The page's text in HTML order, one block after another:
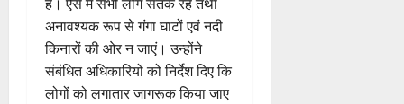
अनावश्यक रूप से गंगा घाटों एवं नदी
किनारों की ओर न जाएं। उन्होंने
संबंधित अधिकारियों को निर्देश दिए कि
लोगों को लगातार जागरूक किया जाए